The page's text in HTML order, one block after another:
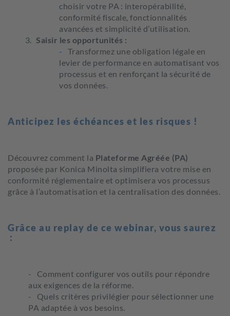
choisir votre PA : interopérabilité,
conformité fiscale, fonctionnalités
avancées et simplicité d’utilisation.
Saisir les opportunités :
Transformez une obligation légale en
levier de performance en automatisant vos
processus et en renforçant la sécurité de
vos données.
Anticipez les échéances et les risques !
Découvrez comment la Plateforme Agréée (PA)
proposée par Konica Minolta simplifiera votre mise en
conformité réglementaire et optimisera vos processus
grâce à l’automatisation et la centralisation des données.
Grâce au replay de ce webinar, vous saurez
:
Comment configurer vos outils pour répondre
aux exigences de la réforme.
Quels critères privilégier pour sélectionner une
PA adaptée à vos besoins.